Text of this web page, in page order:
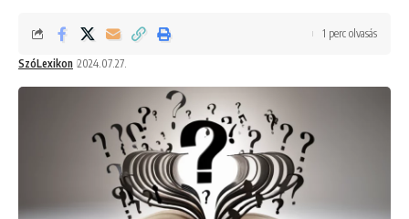
SzóLexikon 2024.07.27.
1 perc olvasás